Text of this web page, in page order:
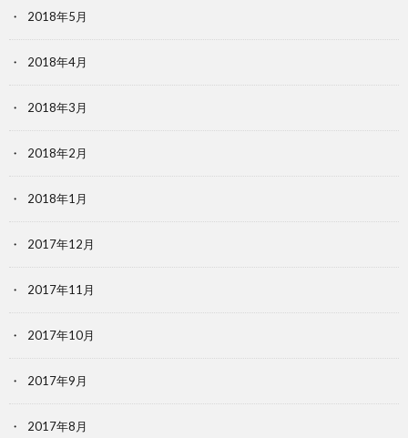
2018年5月
2018年4月
2018年3月
2018年2月
2018年1月
2017年12月
2017年11月
2017年10月
2017年9月
2017年8月